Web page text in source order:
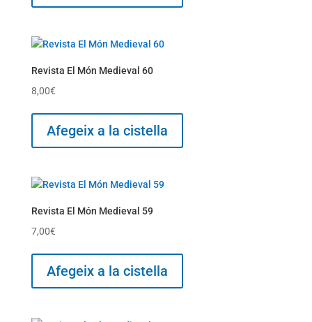
Revista El Món Medieval 60
8,00€
Afegeix a la cistella
Revista El Món Medieval 59
7,00€
Afegeix a la cistella